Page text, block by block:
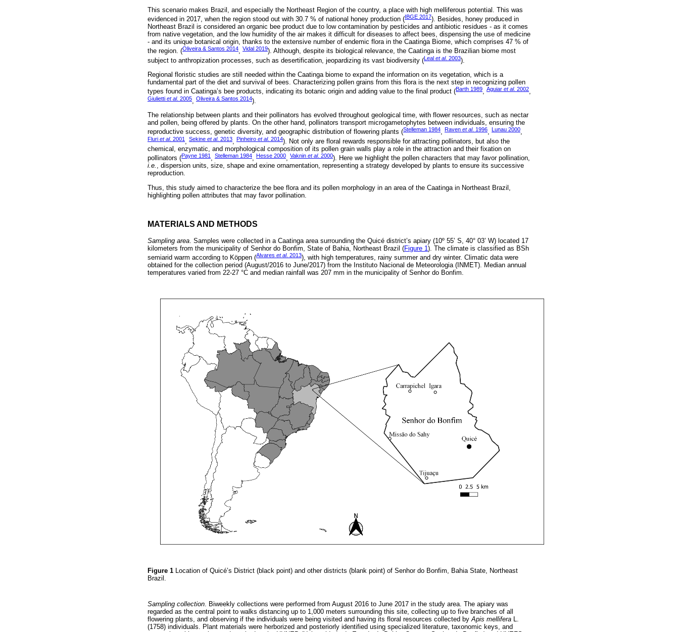
This scenario makes Brazil, and especially the Northeast Region of the country, a place with high melliferous potential. This was
evidenced in 2017, when the region stood out with 30.7 % of national honey production (IBGE 2017). Besides, honey produced in
Northeast Brazil is considered an organic bee product due to low contamination by pesticides and antibiotic residues - as it comes
from native vegetation, and the low humidity of the air makes it difficult for diseases to affect bees, dispensing the use of medicine
- and its unique botanical origin, thanks to the extensive number of endemic flora in the Caatinga Biome, which comprises 47 % of
the region. (Oliveira & Santos 2014, Vidal 2019). Although, despite its biological relevance, the Caatinga is the Brazilian biome most
subject to anthropization processes, such as desertification, jeopardizing its vast biodiversity (Leal et al. 2003).
Regional floristic studies are still needed within the Caatinga biome to expand the information on its vegetation, which is a
fundamental part of the diet and survival of bees. Characterizing pollen grains from this flora is the next step in recognizing pollen
types found in Caatinga’s bee products, indicating its botanic origin and adding value to the final product (Barth 1989, Aguiar et al. 2002,
Giulietti et al. 2005, Oliveira & Santos 2014).
The relationship between plants and their pollinators has evolved throughout geological time, with flower resources, such as nectar
and pollen, being offered by plants. On the other hand, pollinators transport microgametophytes between individuals, ensuring the
reproductive success, genetic diversity, and geographic distribution of flowering plants (Stelleman 1984, Raven et al. 1996, Lunau 2000,
Fluri et al. 2001 , Sekine et al. 2013, Pinheiro et al. 2014). Not only are floral rewards responsible for attracting pollinators, but also the
chemical, enzymatic, and morphological composition of its pollen grain walls play a role in the attraction and their fixation on
pollinators (Payne 1981 , Stelleman 1984, Hesse 2000, Vaknin et al. 2000). Here we highlight the pollen characters that may favor pollination,
i.e. , dispersion units, size, shape and exine ornamentation, representing a strategy developed by plants to ensure its successive
reproduction.
Thus, this study aimed to characterize the bee flora and its pollen morphology in an area of the Caatinga in Northeast Brazil,
highlighting pollen attributes that may favor pollination.
MATERIALS AND METHODS
Sampling area . Samples were collected in a Caatinga area surrounding the Quicé district’s apiary (10º 55’ S, 40° 03’ W) located 17
kilometers from the municipality of Senhor do Bonfim, State of Bahia, Northeast Brazil (Figure 1 ). The climate is classified as BSh
semiarid warm according to Köppen (Alvares et al. 2013), with high temperatures, rainy summer and dry winter. Climatic data were
obtained for the collection period (August/2016 to June/2017) from the Instituto Nacional de Meteorologia (INMET). Median annual
temperatures varied from 22-27 °C and median rainfall was 207 mm in the municipality of Senhor do Bonfim.
Figure 1 Location of Quicé’s District (black point) and other districts (blank point) of Senhor do Bonfim, Bahia State, Northeast
Brazil.
Sampling collection. Biweekly collections were performed from August 2016 to June 2017 in the study area. The apiary was
regarded as the central point to walks distancing up to 1,000 meters surrounding this site, collecting up to five branches of all
flowering plants, and observing if the individuals were being visited and having its floral resources collected byApis mellifera L.
(1758) individuals. Plant materials were herborized and posteriorly identified using specialized literature, taxonomic keys, and